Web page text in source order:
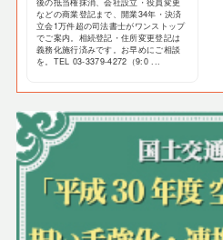
などの商業登記まで、開業34年・決済
立会1万件超の司法書士がワンストップ
でご案内。相続登記・住所変更登記は
義務化施行済みです。お早めにご相談
を。TEL 03-3379-4272（9:0 ...